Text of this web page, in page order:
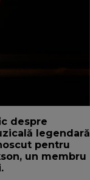
despre
legendară
pentru
un membru